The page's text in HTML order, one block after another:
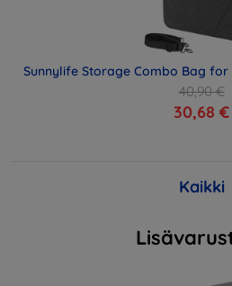
Sunnylife Storage Combo Bag for
40,90 €
30,68 €
Kaikki